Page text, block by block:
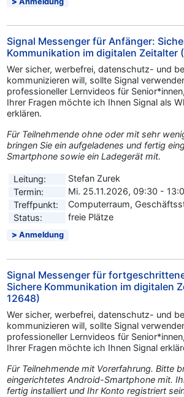
Signal Messenger für Anfänger:
Kommunikation im digitalen Zeitalter
Wer sicher, werbefrei, datenschutz- und
kommunizieren will, sollte Signal
professioneller Lernvideos für
Ihrer Fragen möchte ich Ihnen Signal als
erklären.
Für Teilnehmende ohne oder mit sehr
bringen Sie ein aufgeladenes und fertig
Smartphone sowie ein Ladegerät mit.
Leitung:
Stefan Zurek
Termin:
Mi. 25.11.2026, 09:30 -
Treffpunkt:
Computerraum,
Status:
freie Plätze
Anmeldung
Signal Messenger für
Sichere Kommunikation im digitalen
12648)
Wer sicher, werbefrei, datenschutz- und
kommunizieren will, sollte Signal
professioneller Lernvideos für
Ihrer Fragen möchte ich Ihnen Signal
Für Teilnehmende mit Vorerfahrung. Bitte
eingerichtetes Android-Smartphone mit.
fertig installiert und Ihr Konto registriert